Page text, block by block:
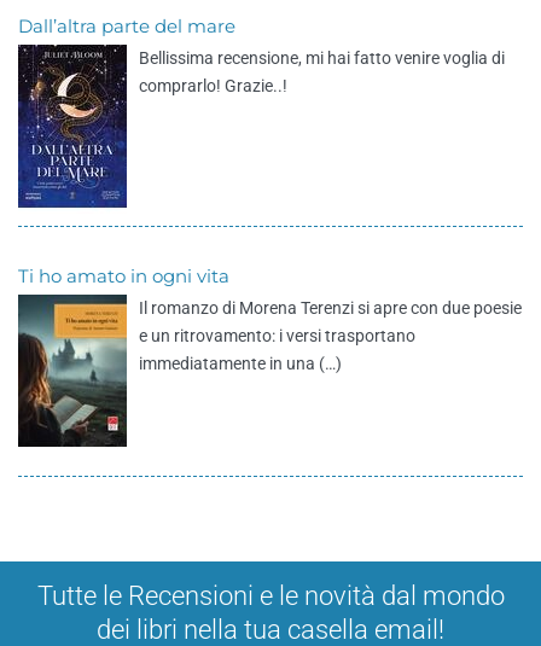
Dall’altra parte del mare
Bellissima recensione, mi hai fatto venire voglia di
comprarlo! Grazie..!
Ti ho amato in ogni vita
Il romanzo di Morena Terenzi si apre con due poesie
e un ritrovamento: i versi trasportano
immediatamente in una (…)
Tutte le Recensioni e le novità dal mondo
dei libri nella tua casella email!